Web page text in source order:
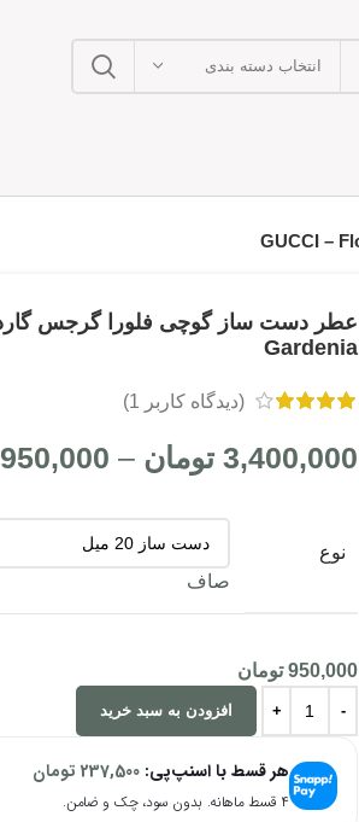
انتخاب دسته بندی
Gardenia
(دیدگاه کاربر 1
)
3,400,000 تومان –
950,000
نوع
صاف
950,000 تومان
افزودن به سبد خرید
هر قسط با اسنپ‌پی: 237,500 تومان
۴ قسط ماهانه. بدون سود، چک و ضامن.